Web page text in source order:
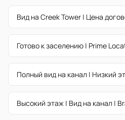
Вид на Creek Tower | Цена
Готово к заселению | Prime
Полный вид на канал | Низкий
Высокий этаж | Вид на канал |